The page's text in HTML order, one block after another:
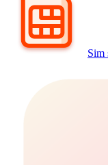
Sim